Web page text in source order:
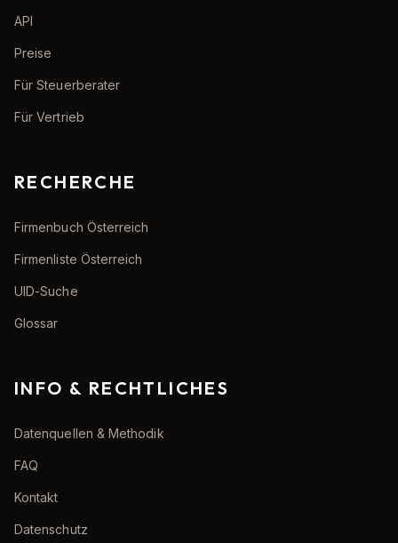
API
Preise
Für Steuerberater
Für Vertrieb
RECHERCHE
Firmenbuch Österreich
Firmenliste Österreich
UID-Suche
Glossar
INFO & RECHTLICHES
Datenquellen & Methodik
FAQ
Kontakt
Datenschutz